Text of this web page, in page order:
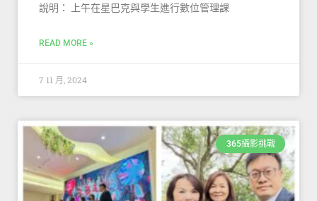
說明： 上午在星巴克與學生進行數位管理課
READ MORE »
7 11 月, 2024
365攝影挑戰